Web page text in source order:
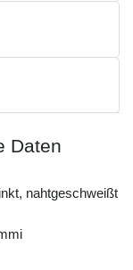
Daten
nahtgeschweißt